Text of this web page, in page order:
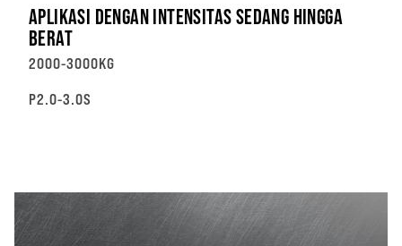
APLIKASI DENGAN INTENSITAS SEDANG HINGGA
BERAT
2000-3000KG
P2.0-3.0S